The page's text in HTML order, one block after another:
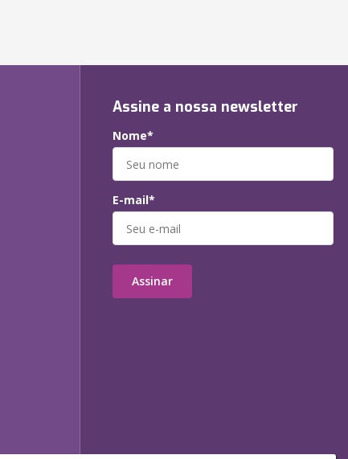
Assine a nossa newsletter
Nome*
E-mail*
Assinar